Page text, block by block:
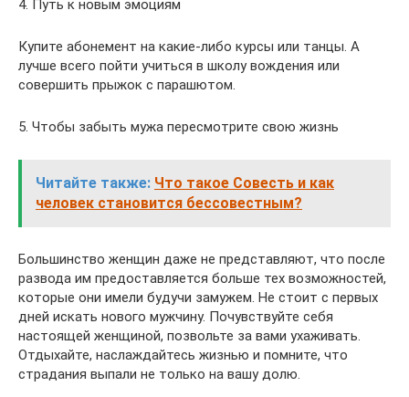
4. Путь к новым эмоциям
Купите абонемент на какие-либо курсы или танцы. А
лучше всего пойти учиться в школу вождения или
совершить прыжок с парашютом.
5. Чтобы забыть мужа пересмотрите свою жизнь
Читайте также: Что такое Совесть и как
человек становится бессовестным?
Большинство женщин даже не представляют, что после
развода им предоставляется больше тех возможностей,
которые они имели будучи замужем. Не стоит с первых
дней искать нового мужчину. Почувствуйте себя
настоящей женщиной, позвольте за вами ухаживать.
Отдыхайте, наслаждайтесь жизнью и помните, что
страдания выпали не только на вашу долю.